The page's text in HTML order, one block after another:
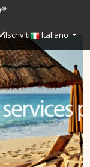
Iscriviti Italiano